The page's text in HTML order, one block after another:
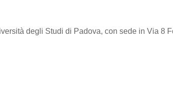
degli Studi di Padova, con sede in Via 8